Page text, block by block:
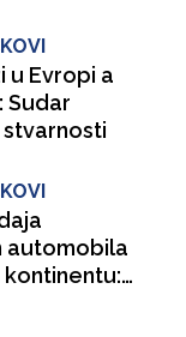
u Evropi a
Sudar
automobila
kontinentu: